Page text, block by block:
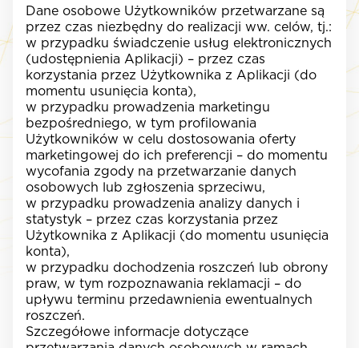
Dane osobowe Użytkowników przetwarzane są
przez czas niezbędny do realizacji ww. celów, tj.:
w przypadku świadczenie usług elektronicznych
(udostępnienia Aplikacji) – przez czas
korzystania przez Użytkownika z Aplikacji (do
momentu usunięcia konta),
w przypadku prowadzenia marketingu
bezpośredniego, w tym profilowania
Użytkowników w celu dostosowania oferty
marketingowej do ich preferencji – do momentu
wycofania zgody na przetwarzanie danych
osobowych lub zgłoszenia sprzeciwu,
w przypadku prowadzenia analizy danych i
statystyk – przez czas korzystania przez
Użytkownika z Aplikacji (do momentu usunięcia
konta),
w przypadku dochodzenia roszczeń lub obrony
praw, w tym rozpoznawania reklamacji – do
upływu terminu przedawnienia ewentualnych
roszczeń.
Szczegółowe informacje dotyczące